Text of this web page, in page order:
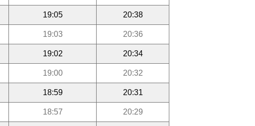
19:05 20:38
19:03 20:36
19:02 20:34
19:00 20:32
18:59 20:31
18:57 20:29